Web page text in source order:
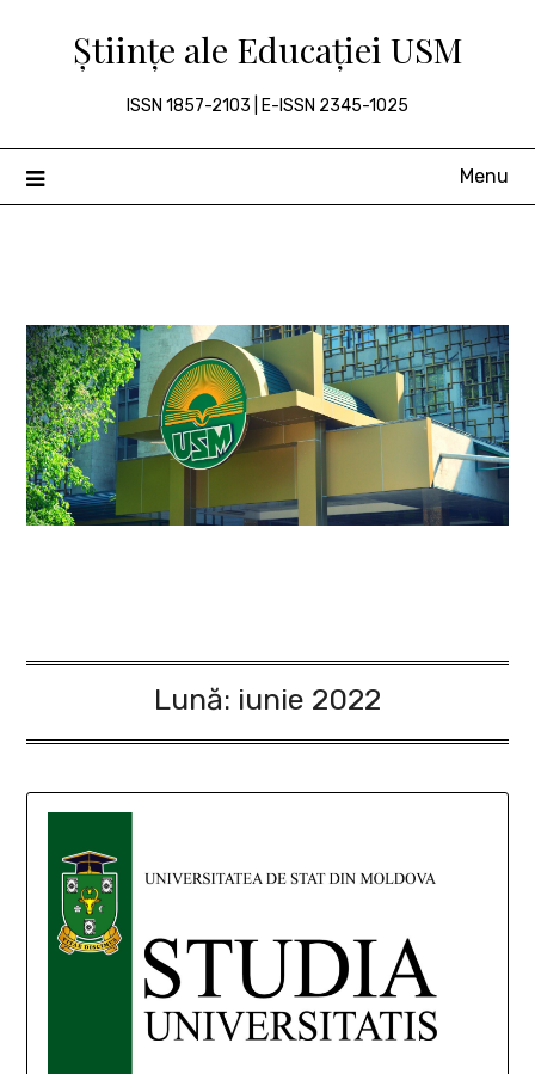
Științe ale Educației USM
ISSN 1857-2103 | E-ISSN 2345-1025
Menu
Lună: iunie 2022